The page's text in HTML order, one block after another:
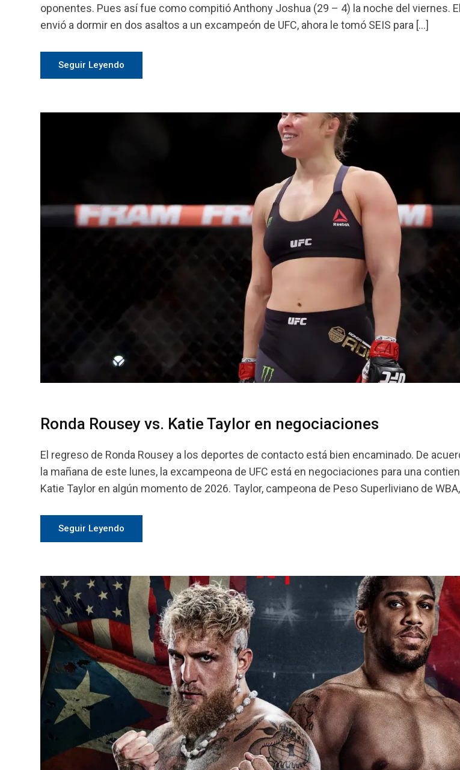
oponentes. Pues así fue como compitió Anthony Joshua (29 – 4) la noche del viernes.
envió a dormir en dos asaltos a un excampeón de UFC, ahora le tomó SEIS para […]
Seguir Leyendo
Ronda Rousey vs. Katie Taylor en negociaciones
El regreso de Ronda Rousey a los deportes de contacto está bien encaminado. De
la mañana de este lunes, la excampeona de UFC está en negociaciones para una
Katie Taylor en algún momento de 2026. Taylor, campeona de Peso Superliviano de WBA,
Seguir Leyendo